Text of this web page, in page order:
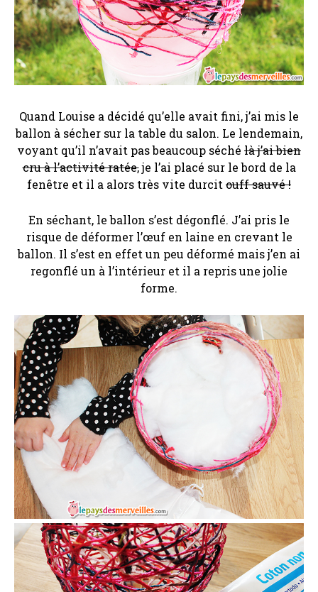
Quand Louise a décidé qu’elle avait fini, j’ai mis le
ballon à sécher sur la table du salon. Le lendemain,
voyant qu’il n’avait pas beaucoup séché là j’ai bien
cru à l’activité ratée,je l’ai placé sur le bord de la
fenêtre et il a alors très vite durcit ouff sauvé !
En séchant, le ballon s’est dégonflé. J’ai pris le
risque de déformer l’œuf en laine en crevant le
ballon. Il s’est en effet un peu déformé mais j’en ai
regonflé un à l’intérieur et il a repris une jolie
forme.